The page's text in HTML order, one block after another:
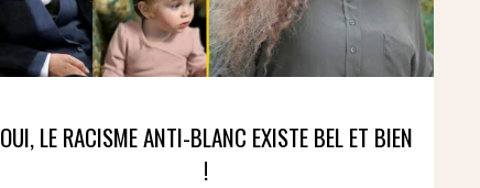
OUI, LE RACISME ANTI-BLANC EXISTE BEL ET BIEN
!